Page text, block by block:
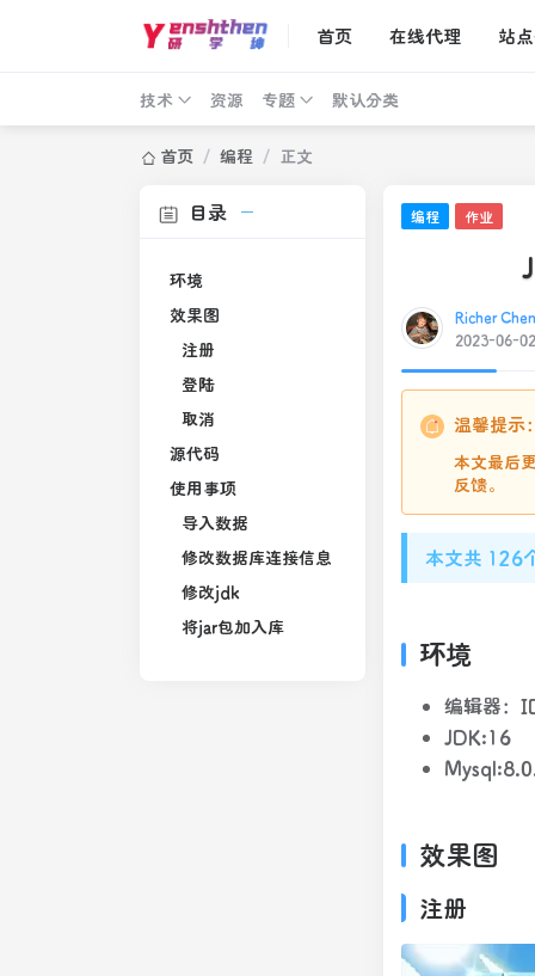
首页 在线代理 站
技术 资源 专题 默认分类
首页 / 编程 / 正文
目录
环境
效果图
注册
登陆
取消
源代码
使用事项
导入数据
修改数据库连接信息
修改jdk
将jar包加入库
编程 作业
Richer Chen
2023-06-02
温馨提示
本文最后
反馈。
本文共 126
环境
编辑器：
JDK:16
效果图
注册